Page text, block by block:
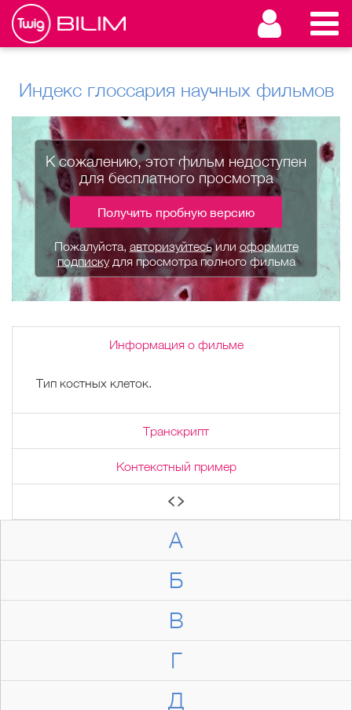
Индекс глоссария научных фильмов
А
Б
В
Г
Д
К сожалению, этот фильм недоступен
для бесплатного просмотра
Получить пробную версию
Пожалуйста, авторизуйтесьили оформите
подпискудля просмотра полного фильма
Информация о фильме
Тип костных клеток.
Транскрипт
Контекстный пример